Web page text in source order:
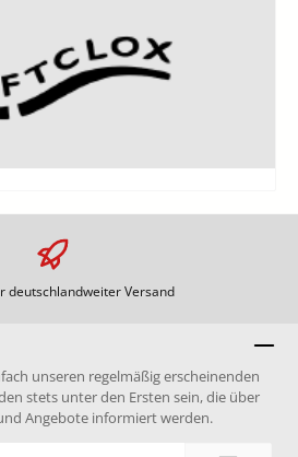
deutschlandweiter Versand
unseren regelmäßig erscheinenden
stets unter den Ersten sein, die über
Angebote informiert werden.